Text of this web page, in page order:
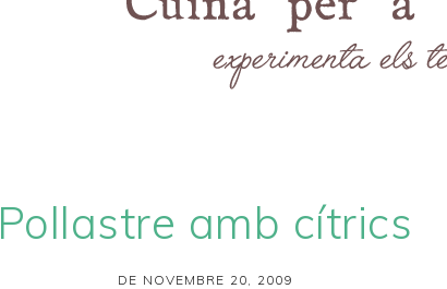
Pollastre amb cítrics
DE NOVEMBRE 20, 2009